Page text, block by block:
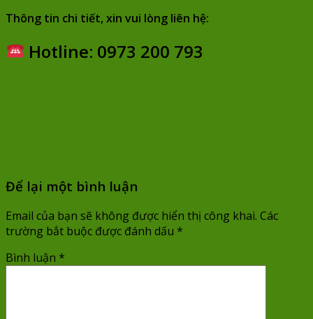
Thông tin chi tiết, xin vui lòng liên hệ:
Hotline: 0973 200 793
Để lại một bình luận
Email của bạn sẽ không được hiển thị công khai. Các
trường bắt buộc được đánh dấu *
Bình luận *